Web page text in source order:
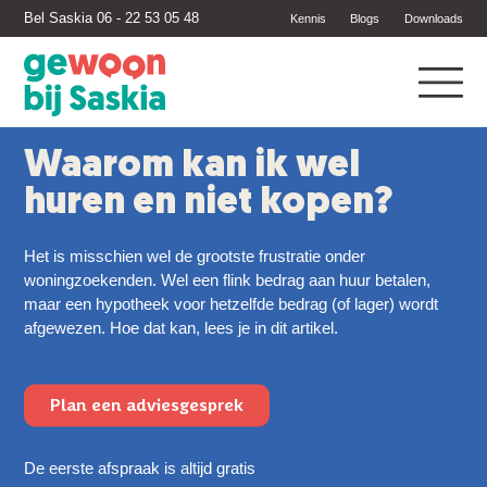
Kennis Blogs Downloads
Bel Saskia 06 - 22 53 05 48
Waarom kan ik wel
huren en niet kopen?
Het is misschien wel de grootste frustratie onder
woningzoekenden. Wel een flink bedrag aan huur betalen,
maar een hypotheek voor hetzelfde bedrag (of lager) wordt
afgewezen. Hoe dat kan, lees je in dit artikel.
Plan een adviesgesprek
De eerste afspraak is altijd gratis